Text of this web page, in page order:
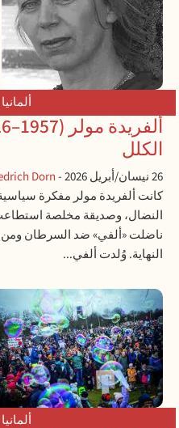
ألمانيا
الكلل
26 نيسان/أبريل 2026 -
Dorn
كانت ألفريدة مولر مفكرة
النضال، وصديقة مخلصة
ناضلت «ألفي» ضد السرطان ومن
النهاية. وُلدت ألفي...
ألمانيا